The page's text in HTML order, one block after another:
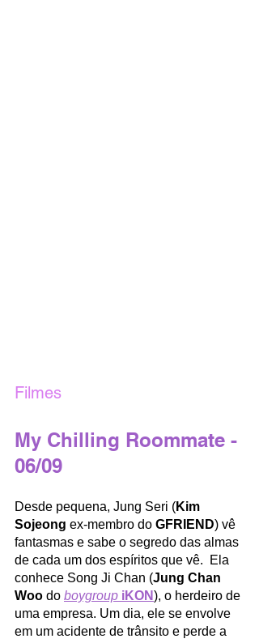
Filmes
My Chilling Roommate -
06/09
Desde pequena, Jung Seri (Kim
Sojeong ex-membro do GFRIEND) vê
fantasmas e sabe o segredo das almas
de cada um dos espíritos que vê.  Ela
conhece Song Ji Chan (Jung Chan
Woo do boygroup iKON), o herdeiro de
uma empresa. Um dia, ele se envolve
em um acidente de trânsito e perde a